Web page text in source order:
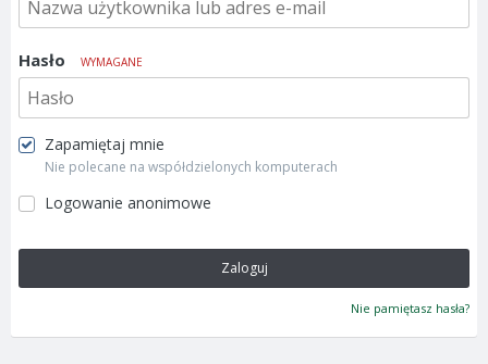
Hasło WYMAGANE
Zapamiętaj mnie
Nie polecane na współdzielonych komputerach
Logowanie anonimowe
Zaloguj
Nie pamiętasz hasła?